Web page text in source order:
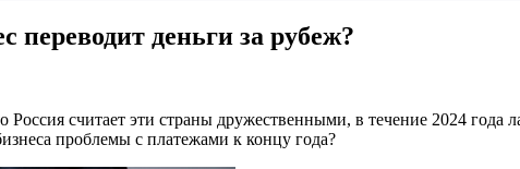
переводит деньги за рубеж?
Россия считает эти страны дружественными, в течение 2024
проблемы с платежами к концу года?